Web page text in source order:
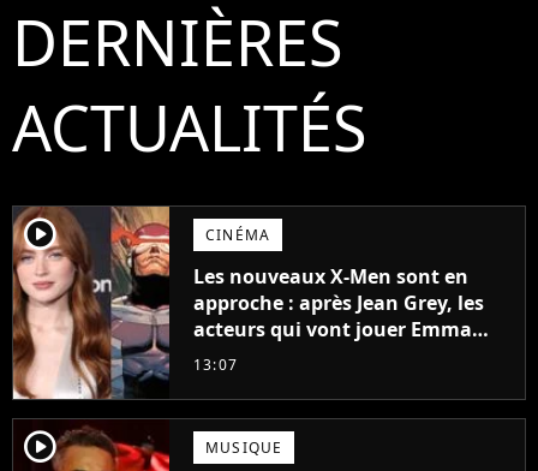
DERNIÈRES
ACTUALITÉS
player2 CINÉMA
Les nouveaux X-Men sont en
approche : après Jean Grey, les
acteurs qui vont jouer Emma
Frost et Cyclope trouvés !
13:07
player2 MUSIQUE